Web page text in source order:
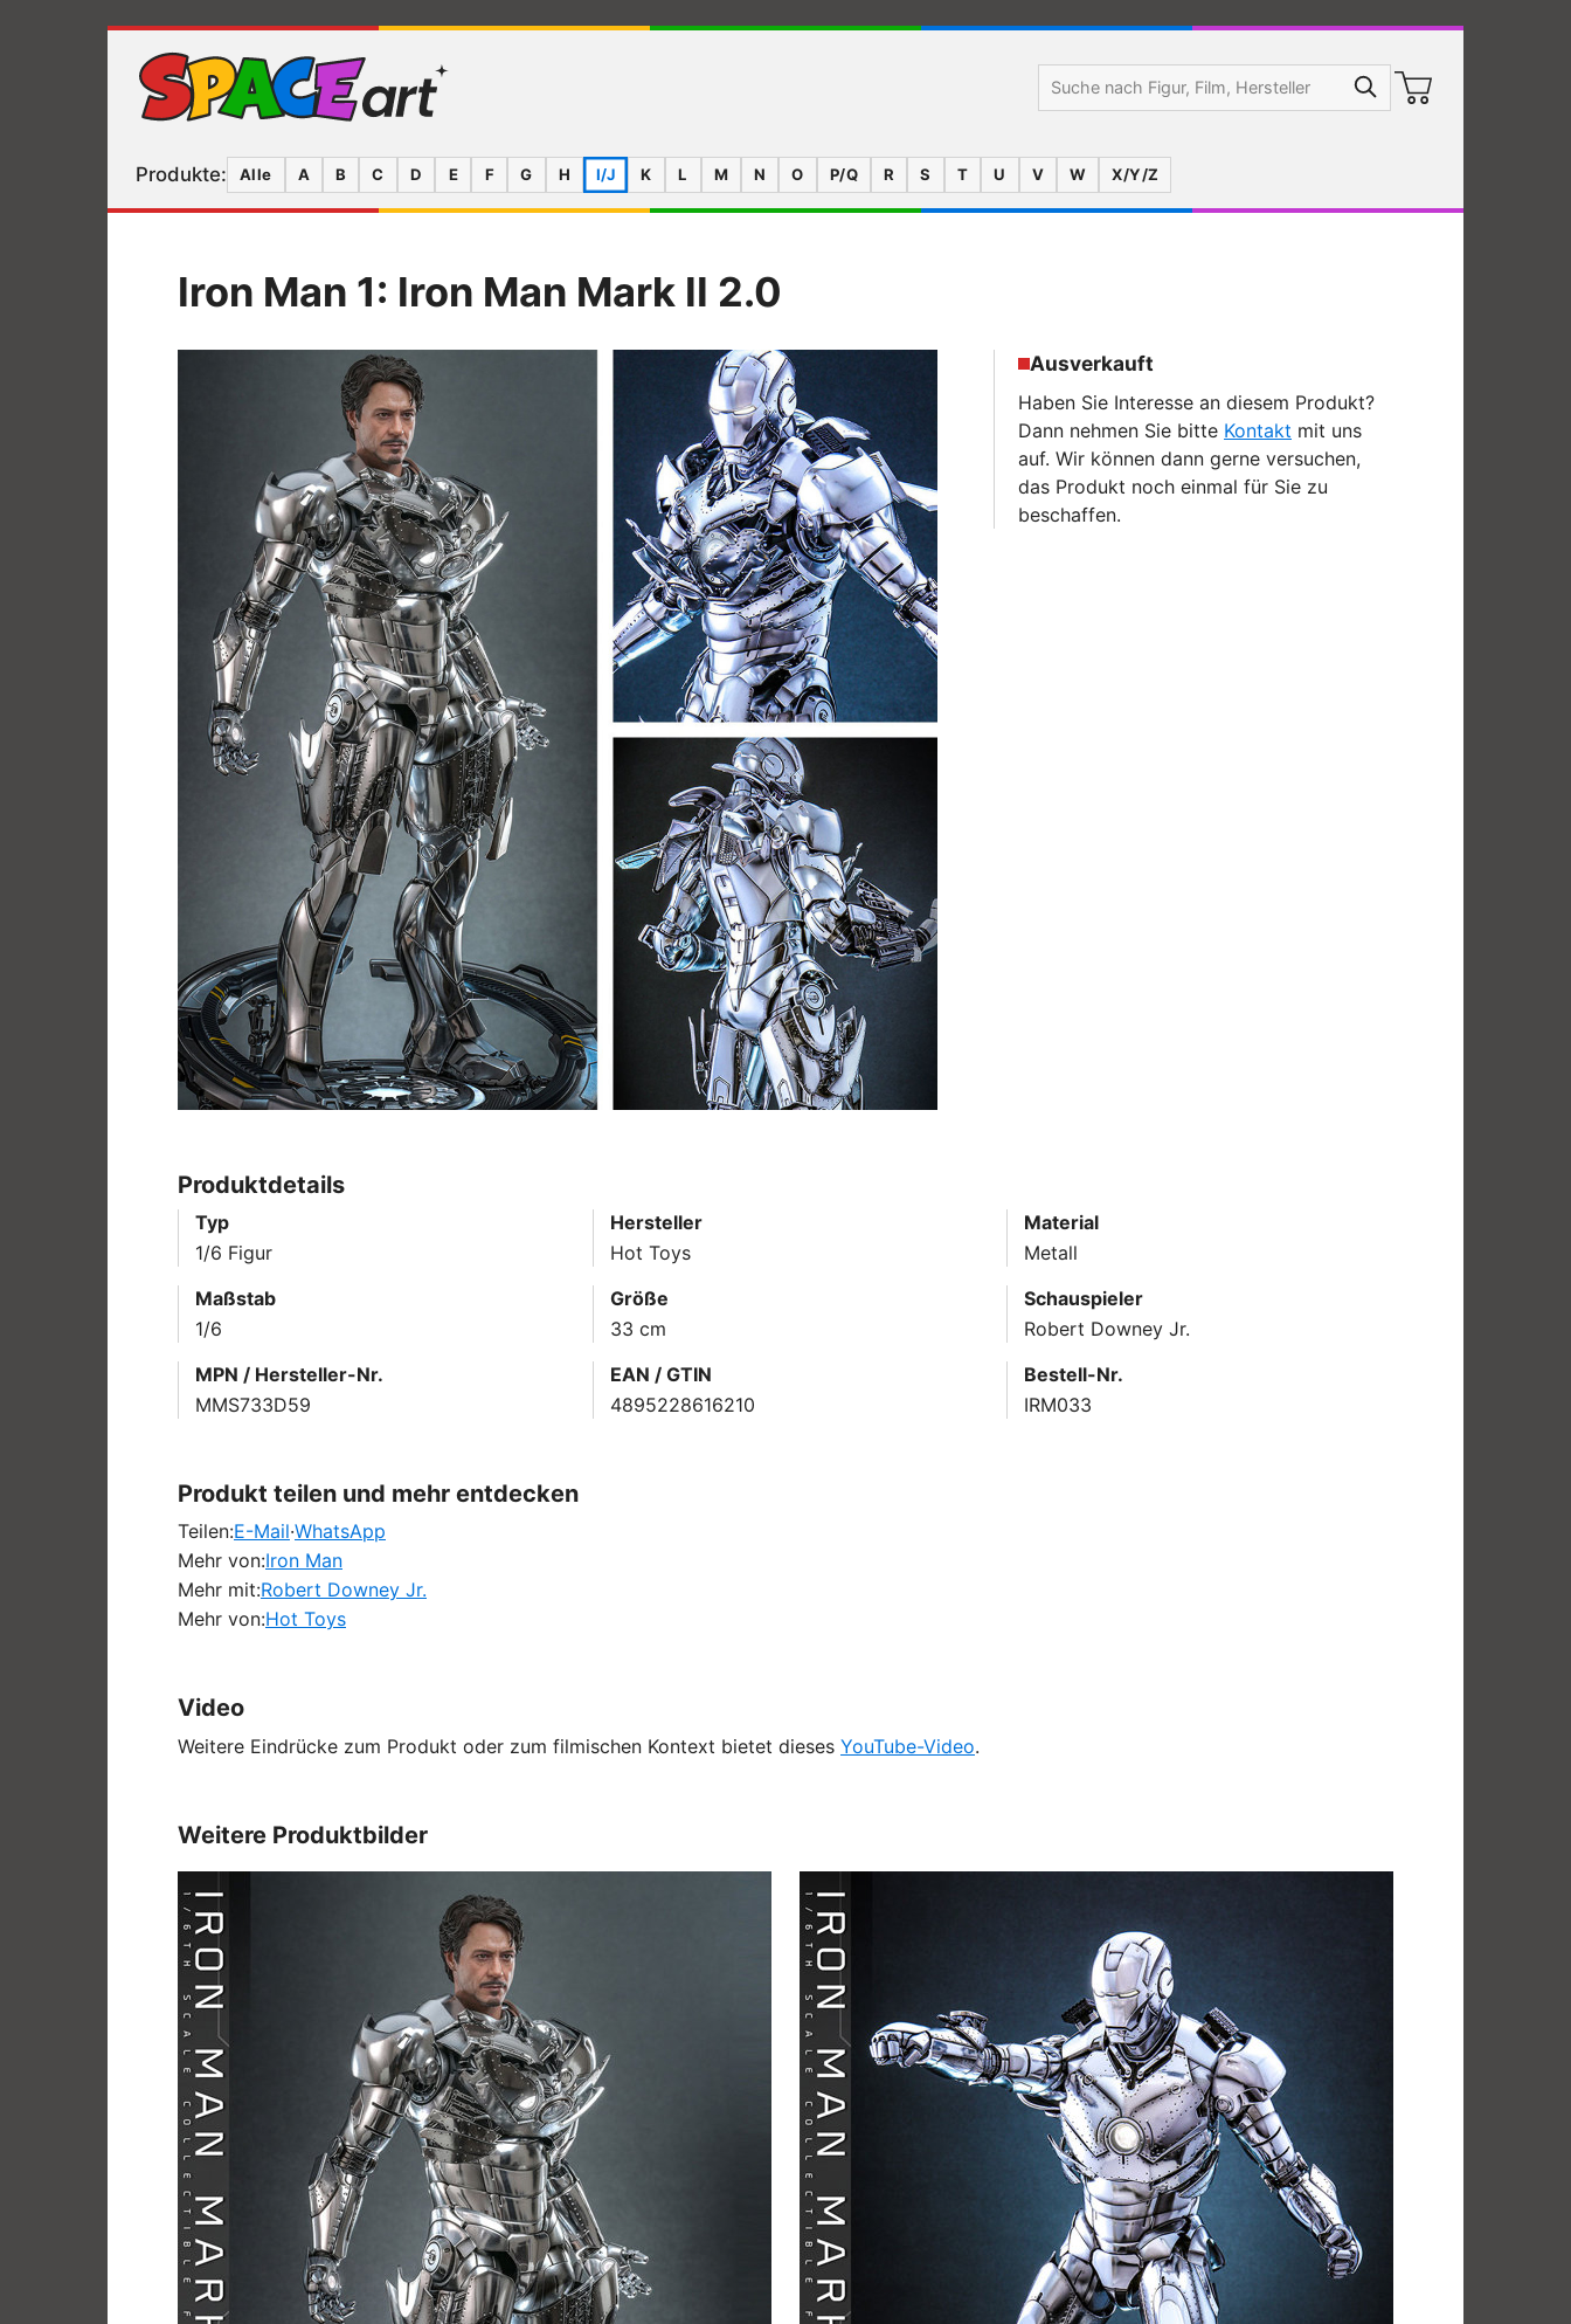
Produkte: Alle A B C D E F G H I/J K L M N O P/Q R S T U V W X/Y/Z
Iron Man 1: Iron Man Mark II 2.0
Ausverkauft
Haben Sie Interesse an diesem Produkt?
Dann nehmen Sie bitte Kontakt mit uns
auf. Wir können dann gerne versuchen,
das Produkt noch einmal für Sie zu
beschaffen.
Produktdetails
Typ
1/6 Figur
Hersteller
Hot Toys
Material
Metall
Maßstab
1/6
Größe
33 cm
Schauspieler
Robert Downey Jr.
MPN / Hersteller-Nr.
MMS733D59
EAN / GTIN
4895228616210
Bestell-Nr.
IRM033
Produkt teilen und mehr entdecken
Teilen:E-Mail·WhatsApp
Mehr von:Iron Man
Mehr mit:Robert Downey Jr.
Mehr von:Hot Toys
Video
Weitere Eindrücke zum Produkt oder zum filmischen Kontext bietet dieses YouTube-Video.
Weitere Produktbilder